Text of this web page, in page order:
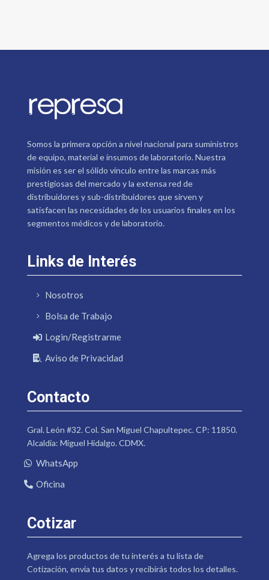
Somos la primera opción a nivel nacional para suministros
de equipo, material e insumos de laboratorio. Nuestra
misión es ser el sólido vínculo entre las marcas más
prestigiosas del mercado y la extensa red de
distribuidores y sub-distribuidores que sirven y
satisfacen las necesidades de los usuarios finales en los
segmentos médicos y de laboratorio.
Links de Interés
Nosotros
Bolsa de Trabajo
Login/Registrarme
Aviso de Privacidad
Contacto
Gral. León #32. Col. San Miguel Chapultepec. CP: 11850.
Alcaldía: Miguel Hidalgo. CDMX.
WhatsApp
Oficina
Cotizar
Agrega los productos de tu interés a tu lista de
Cotización, envía tus datos y recibirás todos los detalles.